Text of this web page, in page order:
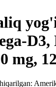
D3,
mg,